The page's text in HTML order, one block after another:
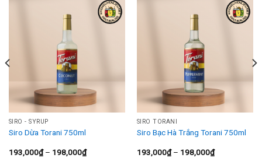
SIRO - SYRUP
Siro Dừa Torani 750ml
193,000₫ – 198,000₫Khoảng
giá:
SIRO TORANI
Siro Bạc Hà Trắng Torani 750ml
193,000₫ – 198,000₫Khoảng
giá: